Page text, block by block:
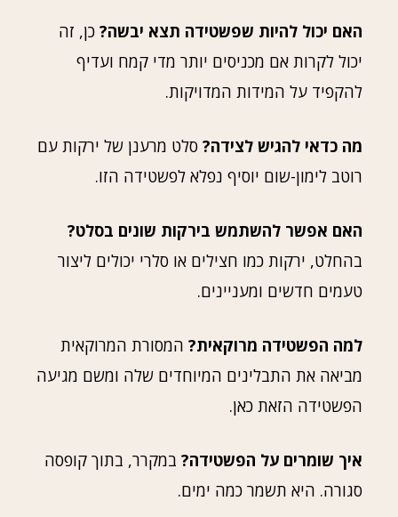
האם יכול להיות שפשטידה תצא יבשה? כן, זה
יכול לקרות אם מכניסים יותר מדי קמח ועדיף
להקפיד על המידות המדויקות.
מה כדאי להגיש לצידה? סלט מרענן של ירקות עם
רוטב לימון-שום יוסיף נפלא לפשטידה הזו.
האם אפשר להשתמש בירקות שונים בסלט?
בהחלט, ירקות כמו חצילים או סלרי יכולים ליצור
טעמים חדשים ומעניינים.
למה הפשטידה מרוקאית? המסורת המרוקאית
מביאה את התבלינים המיוחדים שלה ומשם מגיעה
הפשטידה הזאת כאן.
איך שומרים על הפשטידה? במקרר, בתוך קופסה
סגורה. היא תשמר כמה ימים.